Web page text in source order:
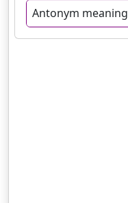
Antonym meaning